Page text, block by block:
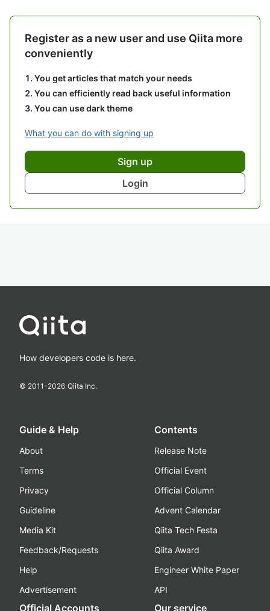
Register as a new user and use Qiita more
conveniently
You get articles that match your needs
You can efficiently read back useful information
You can use dark theme
What you can do with signing up
Sign up
Login
How developers code is here.
© 2011-2026 Qiita Inc.
Guide & Help
About
Terms
Privacy
Guideline
Media Kit
Feedback/Requests
Help
Advertisement
Contents
Release Note
Official Event
Official Column
Advent Calendar
Qiita Tech Festa
Qiita Award
Engineer White Paper
API
Official Accounts Our service